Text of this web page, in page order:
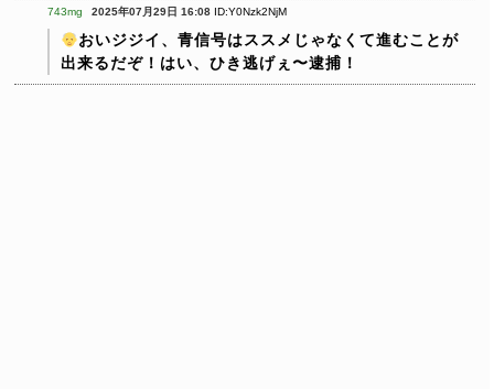
743mg 2025年07月29日 16:08 ID:Y0Nzk2NjM
おいジジイ、青信号はススメじゃなくて進むことが
出来るだぞ！はい、ひき逃げぇ〜逮捕！